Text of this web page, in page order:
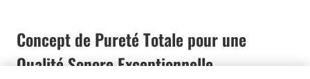
Concept de Pureté Totale pour une
Qualité Sonore Exceptionnelle